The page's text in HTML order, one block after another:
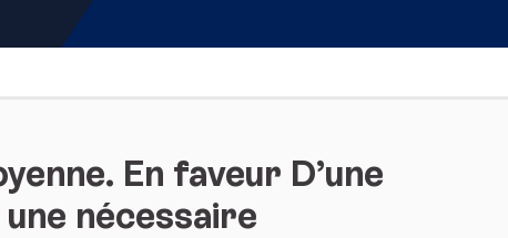
En faveur D’une
nécessaire